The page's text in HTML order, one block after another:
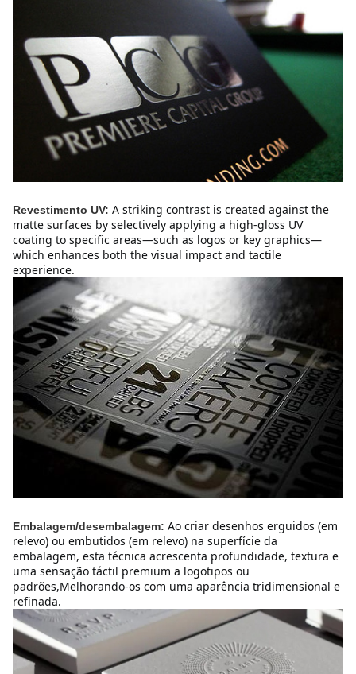
Revestimento UV: A striking contrast is created against the
matte surfaces by selectively applying a high-gloss UV
coating to specific areas—such as logos or key graphics—
which enhances both the visual impact and tactile
experience.
Embalagem/desembalagem: Ao criar desenhos erguidos (em
relevo) ou embutidos (em relevo) na superfície da
embalagem, esta técnica acrescenta profundidade, textura e
uma sensação táctil premium a logotipos ou
padrões,Melhorando-os com uma aparência tridimensional e
refinada.